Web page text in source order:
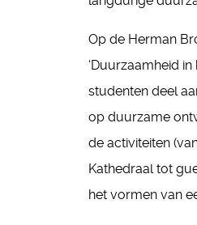
Op de Herman
‘Duurzaamheid
studenten deel
op duurzame
de activiteiten
Kathedraal tot
het vormen van